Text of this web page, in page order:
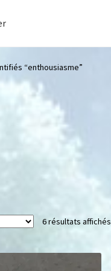
“enthousiasme”
6 résultats affichés